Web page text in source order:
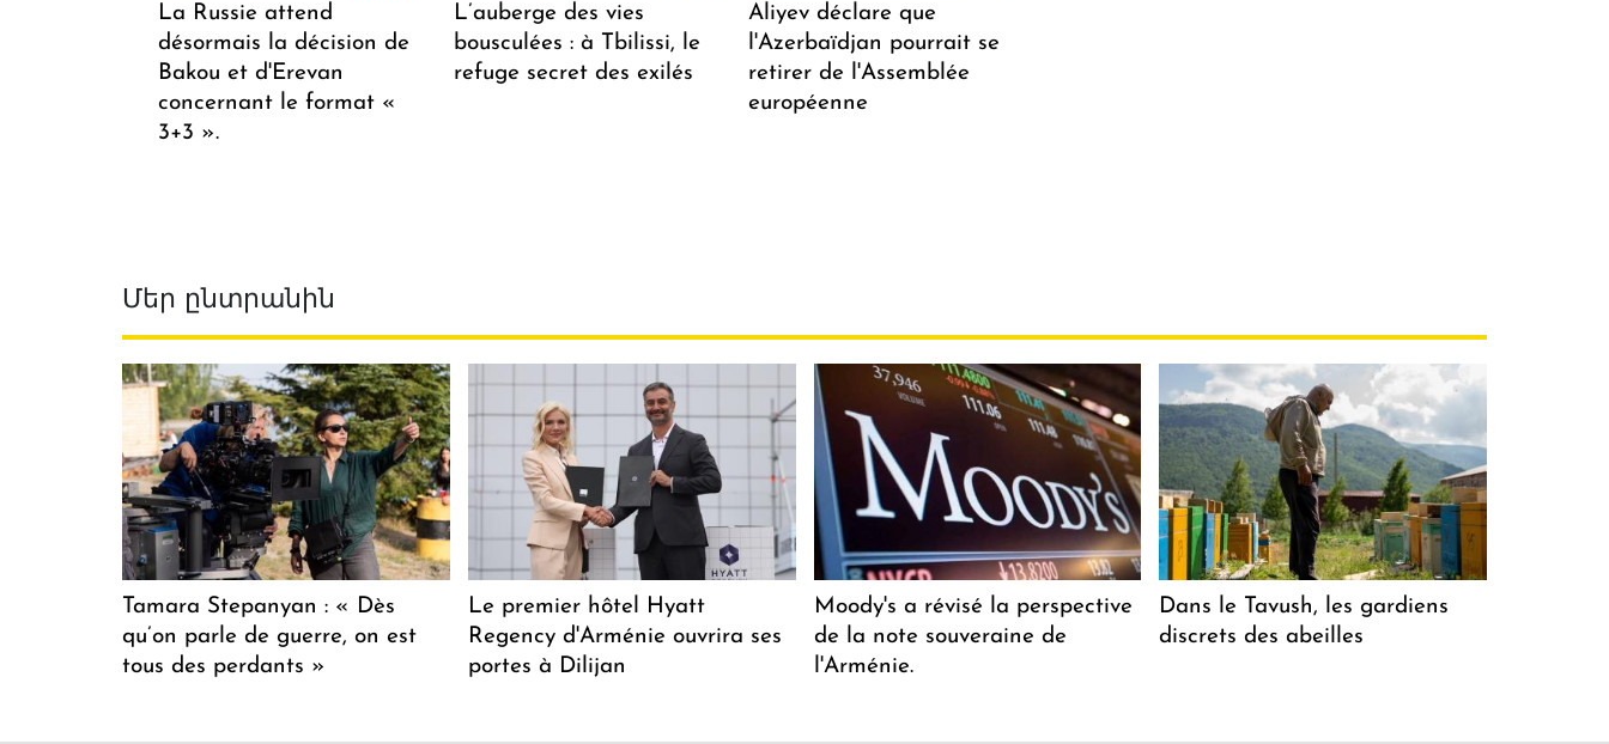
La Russie attend
désormais la décision de
Bakou et d'Erevan
concernant le format «
3+3 ».
L’auberge des vies
bousculées : à Tbilissi, le
refuge secret des exilés
Aliyev déclare que
l'Azerbaïdjan pourrait se
retirer de l'Assemblée
européenne
Մեր ընտրանին
Tamara Stepanyan : « Dès
qu’on parle de guerre, on est
tous des perdants »
Le premier hôtel Hyatt
Regency d'Arménie ouvrira ses
portes à Dilijan
Moody's a révisé la perspective
de la note souveraine de
l'Arménie.
Dans le Tavush, les gardiens
discrets des abeilles